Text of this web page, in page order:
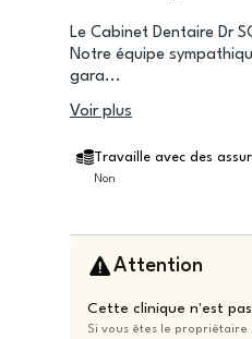
Le Cabinet Dentaire Dr
Notre équipe
gara...
Voir plus
Travaille avec des
Non
Attention
Cette clinique n'est
Si vous êtes le